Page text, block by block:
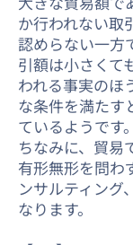
か行われない取
認めらない一方
引額は小さくて
われる事実のほ
な条件を満たす
ているようです。
ちなみに、貿易
有形無形を問わ
ンサルティング
なります。